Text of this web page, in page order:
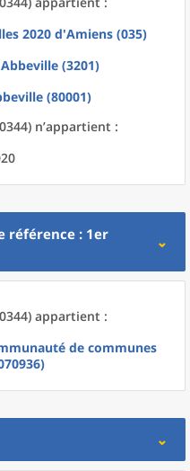
2020 d'Amiens (035)
Abbeville (3201)
(80001)
n’appartient :
référence : 1er
appartient :
de communes